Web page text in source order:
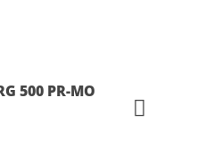
500 PR-MO